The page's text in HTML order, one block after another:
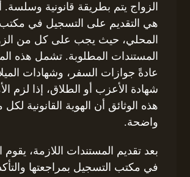
الزواج يتم بطريقة قانونية
هي التقديم على التسجيل في
المحلي، حيث يجب على كل من
المستندات المطلوبة. تشمل هذه
عادةً جوازات السفر، وشهادات
شهادة الأعزب أو الطلاق، إذا لزم
هذه الوثائق أن الهوية القانونية
واضحة.
بعد تقديم المستندات اللازمة،
في مكتب التسجيل بمراجعتها